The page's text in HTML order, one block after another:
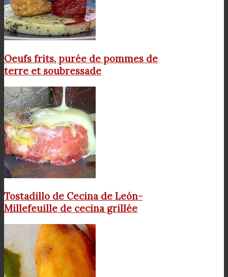
Oeufs frits, purée de pommes de
terre et soubressade
Tostadillo de Cecina de León-
Millefeuille de cecina grillée